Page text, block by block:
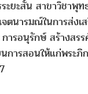
ยะสั้น สาขาวิชาพุท
ตนารมณ์ในการส่ง
ารอนุรักษ์ สร้างส
นการสอนให้แก่พระ